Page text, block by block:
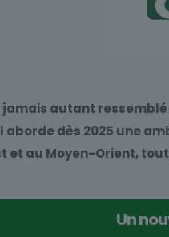
jamais autant
dès 2025 une
et au Moyen-Orient,
Un